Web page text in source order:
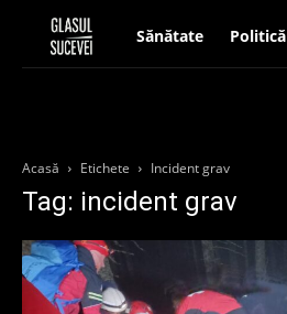
Sănătate Politică
Acasă Etichete Incident grav
Tag: incident grav